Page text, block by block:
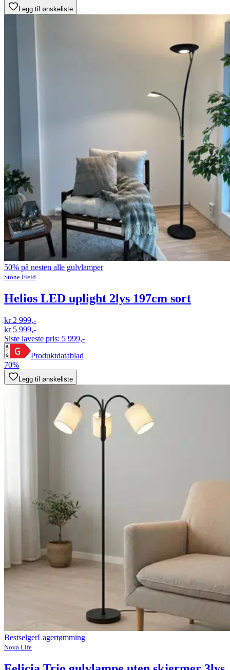
Legg til ønskeliste
50% på nesten alle gulvlamper
Stone Field
Helios LED uplight 2lys 197cm sort
kr 2 999,-
kr 5 999,-
Siste laveste pris: 5 999,-
Produktdatablad
70%
Legg til ønskeliste
BestselgerLagertømming
Nova Life